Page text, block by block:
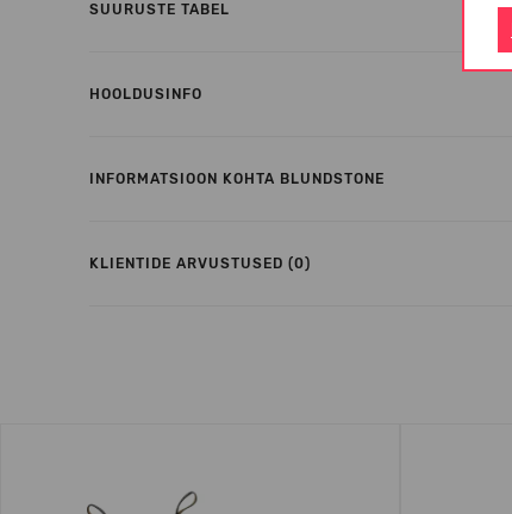
SUURUSTE TABEL
HOOLDUSINFO
INFORMATSIOON KOHTA BLUNDSTONE
KLIENTIDE ARVUSTUSED (0)